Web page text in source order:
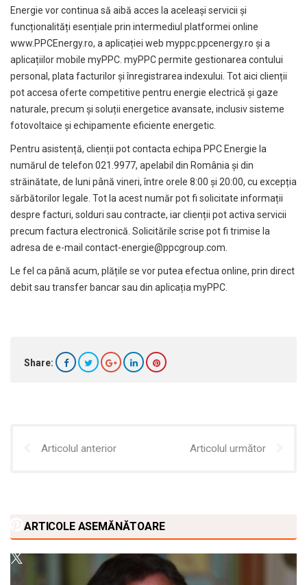
Energie vor continua să aibă acces la aceleași servicii și
funcționalități esențiale prin intermediul platformei online
www.PPCEnergy.ro, a aplicației web myppc.ppcenergy.ro și a
aplicațiilor mobile myPPC. myPPC permite gestionarea contului
personal, plata facturilor și înregistrarea indexului. Tot aici clienții
pot accesa oferte competitive pentru energie electrică și gaze
naturale, precum și soluții energetice avansate, inclusiv sisteme
fotovoltaice și echipamente eficiente energetic.
Pentru asistență, clienții pot contacta echipa PPC Energie la
numărul de telefon 021.9977, apelabil din România și din
străinătate, de luni până vineri, între orele 8:00 și 20:00, cu excepția
sărbătorilor legale. Tot la acest număr pot fi solicitate informații
despre facturi, solduri sau contracte, iar clienții pot activa servicii
precum factura electronică. Solicitările scrise pot fi trimise la
adresa de e-mail contact-energie@ppcgroup.com.
Le fel ca până acum, plățile se vor putea efectua online, prin direct
debit sau transfer bancar sau din aplicația myPPC.
Share:
Articolul anterior Articolul următor
ARTICOLE ASEMĂNĂTOARE